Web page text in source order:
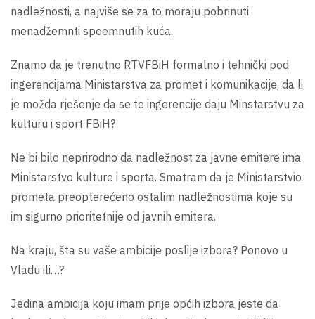
nadležnosti, a najviše se za to moraju pobrinuti
menadžemnti spoemnutih kuća.
Znamo da je trenutno RTVFBiH formalno i tehnički pod
ingerencijama Ministarstva za promet i komunikacije, da li
je možda rješenje da se te ingerencije daju Minstarstvu za
kulturu i sport FBiH?
Ne bi bilo neprirodno da nadležnost za javne emitere ima
Ministarstvo kulture i sporta. Smatram da je Ministarstvio
prometa preopterećeno ostalim nadležnostima koje su
im sigurno prioritetnije od javnih emitera.
Na kraju, šta su vaše ambicije poslije izbora? Ponovo u
Vladu ili…?
Jedina ambicija koju imam prije općih izbora jeste da